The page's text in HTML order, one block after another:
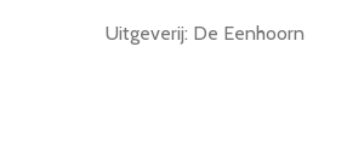
Uitgeverij: De Eenhoorn